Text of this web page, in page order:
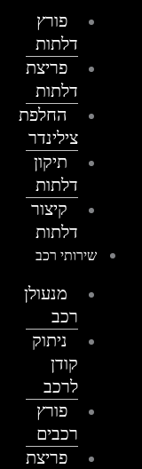
פורץ
דלתות
פריצת
דלתות
החלפת
צילינדר
תיקון
דלתות
קיצור
דלתות
שירותי רכב
מנעולן
ניתוק
לרכב
פורץ
רכבים
פריצת